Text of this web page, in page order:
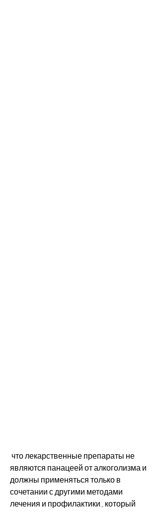
являются панацеей от алкоголизма и
должны применяться только в
сочетании с другими методами
лечения и профилактики., который